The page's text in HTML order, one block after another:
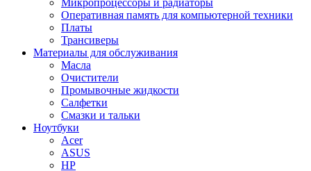
Микропроцессоры и радиаторы
Оперативная память для компьютерной техники
Платы
Трансиверы
Материалы для обслуживания
Масла
Очистители
Промывочные жидкости
Салфетки
Смазки и тальки
Ноутбуки
Acer
ASUS
HP